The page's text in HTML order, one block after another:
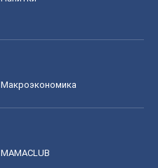
Mакроэкономика
MAMACLUB